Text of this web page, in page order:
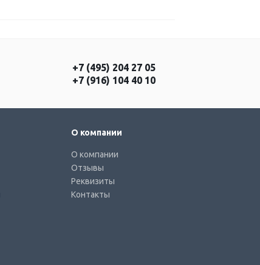
+7 (495) 204 27 05
+7 (916) 104 40 10
О компании
О компании
Отзывы
Реквизиты
Контакты